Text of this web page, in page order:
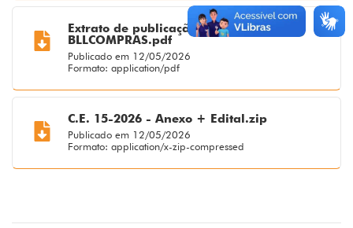
Extrato de publicação 15_2026 -
BLLCOMPRAS.pdf
Publicado em 12/05/2026
Formato: application/pdf
C.E. 15-2026 - Anexo + Edital.zip
Publicado em 12/05/2026
Formato: application/x-zip-compressed